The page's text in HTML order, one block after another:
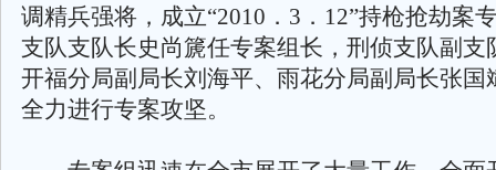
调精兵强将，成立“2010．3．12”持枪抢劫案
支队支队长史尚篪任专案组长，刑侦支队副支
开福分局副局长刘海平、雨花分局副局长张国
全力进行专案攻坚。